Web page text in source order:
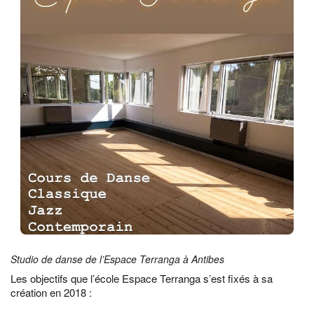
Studio de danse de l’Espace Terranga à Antibes
Les objectifs que l’école Espace Terranga s’est fixés à sa
création en 2018 :